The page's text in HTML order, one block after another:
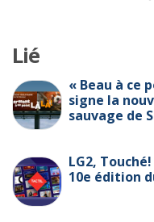
Lié
« Beau à ce
signe la
sauvage de
LG2,
10e édition